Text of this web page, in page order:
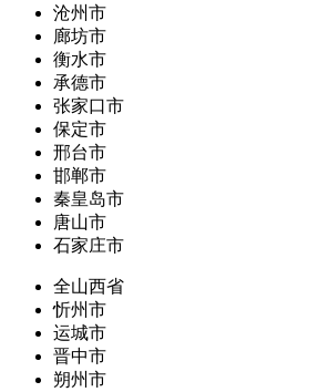
沧州市
廊坊市
衡水市
承德市
张家口市
保定市
邢台市
邯郸市
秦皇岛市
唐山市
石家庄市
全山西省
忻州市
运城市
晋中市
朔州市